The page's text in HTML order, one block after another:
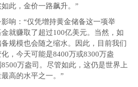
此，金价一路飙升。”
响：“仅凭增持黄金储备这一项举
就赚取了超过100亿美元。当然，如
规模也会随之缩水。因此，目前我们
，今天可能是8400万或8300万盎
万盎司。尽管如此，这仍是世界上
高的水平之一。”